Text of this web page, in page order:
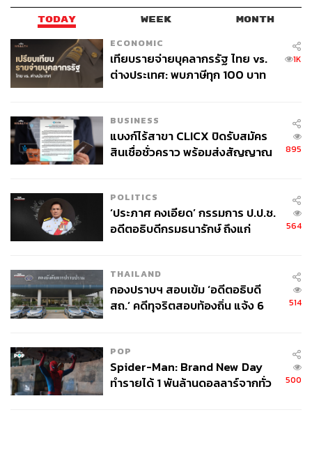
TODAY WEEK MONTH
ECONOMIC
เทียบรายจ่ายบุคลากรรัฐ ไทย vs.
ต่างประเทศ: พบภาษีทุก 100 บาท
1K
BUSINESS
แบงก์ไร้สาขา CLICX ปิดรับสมัคร
สินเชื่อชั่วคราว พร้อมส่งสัญญาณ
895
POLITICS
‘ประภาศ คงเอียด’ กรรมการ ป.ป.ช.
อดีตอธิบดีกรมธนารักษ์ ถึงแก่
564
THAILAND
กองปราบฯ สอบเข้ม ‘อดีตอธิบดี
สถ.’ คดีทุจริตสอบท้องถิ่น แจ้ง 6
514
POP
Spider-Man: Brand New Day
ทำรายได้ 1 พันล้านดอลลาร์จากทั่ว
500